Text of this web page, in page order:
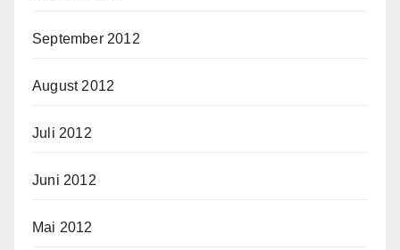
September 2012
August 2012
Juli 2012
Juni 2012
Mai 2012